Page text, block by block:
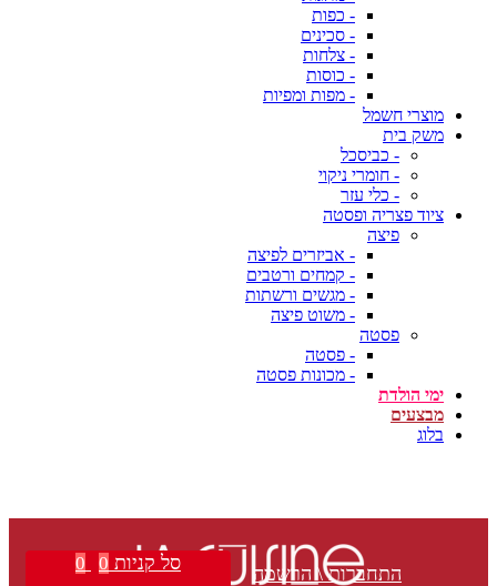
- כפות
- סכינים
- צלחות
- כוסות
- מפות ומפיות
מוצרי חשמל
משק בית
- כביסכל
- חומרי ניקוי
- כלי עזר
ציוד פצריה ופסטה
פיצה
- אביזרים לפיצה
- קמחים ורטבים
- מגשים ורשתות
- משוט פיצה
פסטה
- פסטה
- מכונות פסטה
ימי הולדת
מבצעים
בלוג
התחברות \ הרשמה סל קניות 0
0